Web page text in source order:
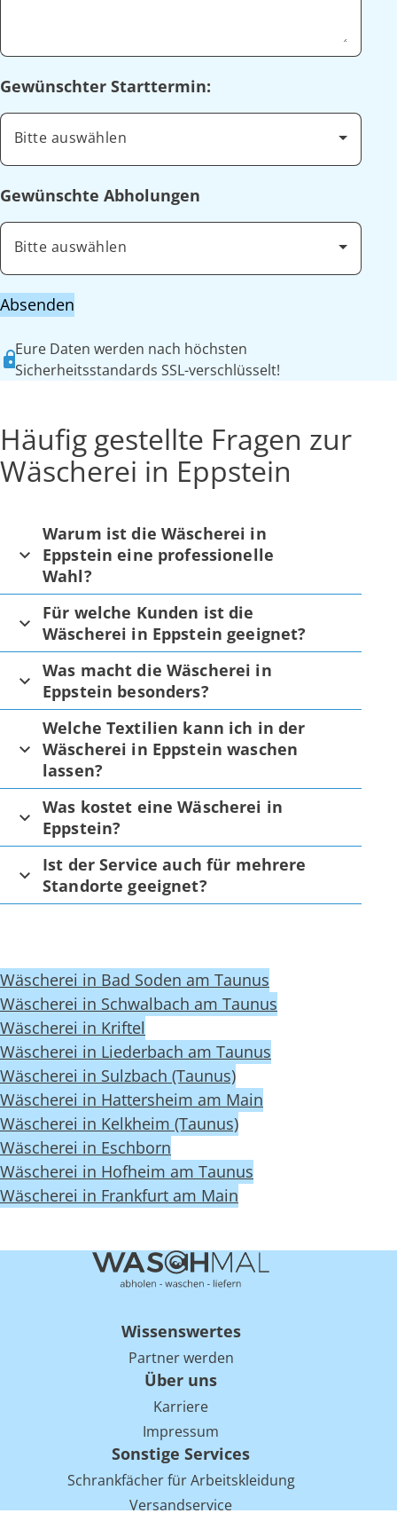
Gewünschter Starttermin:
Bitte auswählen
Gewünschte Abholungen
Bitte auswählen
Absenden
Eure Daten werden nach höchsten
Sicherheitsstandards SSL-verschlüsselt!
Häufig gestellte Fragen zur
Wäscherei in Eppstein
Warum ist die Wäscherei in
Eppstein eine professionelle
Wahl?
Für welche Kunden ist die
Wäscherei in Eppstein geeignet?
Was macht die Wäscherei in
Eppstein besonders?
Welche Textilien kann ich in der
Wäscherei in Eppstein waschen
lassen?
Was kostet eine Wäscherei in
Eppstein?
Ist der Service auch für mehrere
Standorte geeignet?
Wäscherei in Bad Soden am Taunus
Wäscherei in Schwalbach am Taunus
Wäscherei in Kriftel
Wäscherei in Liederbach am Taunus
Wäscherei in Sulzbach (Taunus)
Wäscherei in Hattersheim am Main
Wäscherei in Kelkheim (Taunus)
Wäscherei in Eschborn
Wäscherei in Hofheim am Taunus
Wäscherei in Frankfurt am Main
Wissenswertes
Partner werden
Über uns
Karriere
Impressum
Sonstige Services
Schrankfächer für Arbeitskleidung
Versandservice